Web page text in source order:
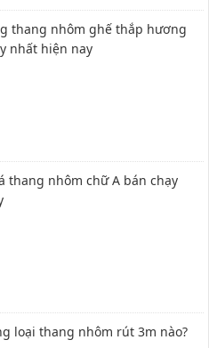
thang nhôm ghế thắp hương
nhất hiện nay
thang nhôm chữ A bán chạy
loại thang nhôm rút 3m nào?